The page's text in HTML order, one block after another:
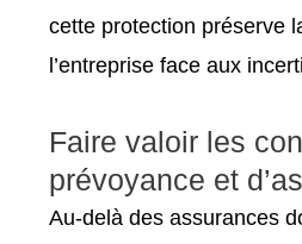
cette protection préserve
l’entreprise face aux
Faire valoir les
prévoyance et
Au-delà des assurances